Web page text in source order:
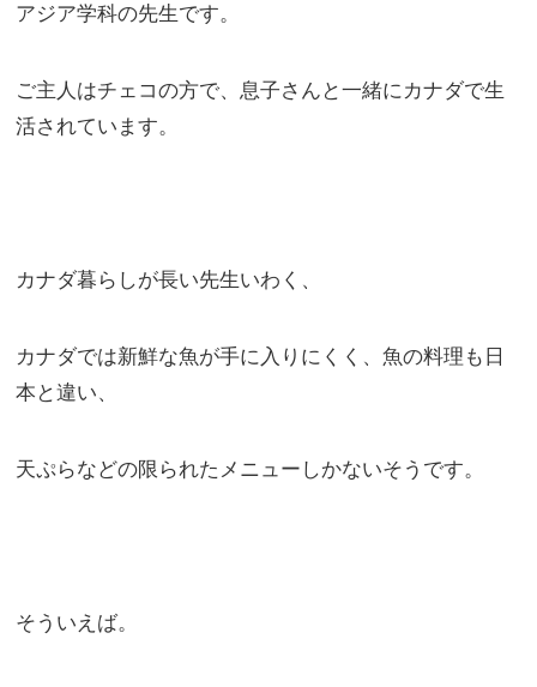
アジア学科の先生です。
ご主人はチェコの方で、息子さんと一緒にカナダで生
活されています。
カナダ暮らしが長い先生いわく、
カナダでは新鮮な魚が手に入りにくく、魚の料理も日
本と違い、
天ぷらなどの限られたメニューしかないそうです。
そういえば。